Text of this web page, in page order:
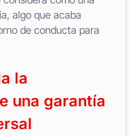
algo que acaba
de conducta para
la
una garantía